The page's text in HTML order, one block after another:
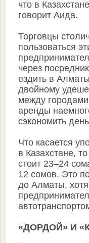
что в
говорит Аида.
Торговцы
пользоваться
через
ездить в
двойному
между
аренды
сэкономить
Что касается
в Казахстане,
стоит 23–24
12 сомов. Это
до Алматы, хотя
«ДОРДОЙ» И